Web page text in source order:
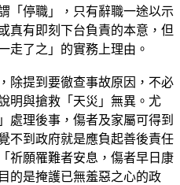
「停職」，只有辭職一途以示
真有即刻下台負責的本意，但
走了之」的實務上理由。
除提到要徹查事故原因，不必
明與搶救「天災」無異。尤
處理後事，傷者及家屬可得到
不到政府就是應負起善後責任
祈願罹難者安息，傷者早日康
的是掩護已無羞惡之心的政